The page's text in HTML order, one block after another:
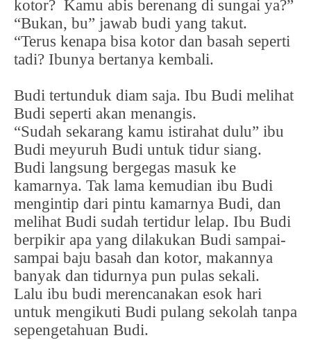
kotor? Kamu abis berenang di sungai ya?”
“Bukan, bu” jawab budi yang takut.
“Terus kenapa bisa kotor dan basah seperti
tadi? Ibunya bertanya kembali.
Budi tertunduk diam saja. Ibu Budi melihat
Budi seperti akan menangis.
“Sudah sekarang kamu istirahat dulu” ibu
Budi meyuruh Budi untuk tidur siang.
Budi langsung bergegas masuk ke
kamarnya. Tak lama kemudian ibu Budi
mengintip dari pintu kamarnya Budi, dan
melihat Budi sudah tertidur lelap. Ibu Budi
berpikir apa yang dilakukan Budi sampai-
sampai baju basah dan kotor, makannya
banyak dan tidurnya pun pulas sekali.
Lalu ibu budi merencanakan esok hari
untuk mengikuti Budi pulang sekolah tanpa
sepengetahuan Budi.